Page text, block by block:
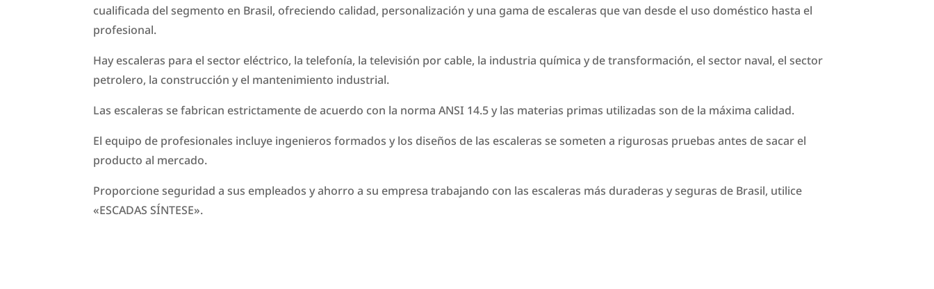
cualificada del segmento en Brasil, ofreciendo calidad, personalización y una gama de escaleras que van desde el uso doméstico hasta el
profesional.
Hay escaleras para el sector eléctrico, la telefonía, la televisión por cable, la industria química y de transformación, el sector naval, el sector
petrolero, la construcción y el mantenimiento industrial.
Las escaleras se fabrican estrictamente de acuerdo con la norma ANSI 14.5 y las materias primas utilizadas son de la máxima calidad.
El equipo de profesionales incluye ingenieros formados y los diseños de las escaleras se someten a rigurosas pruebas antes de sacar el
producto al mercado.
Proporcione seguridad a sus empleados y ahorro a su empresa trabajando con las escaleras más duraderas y seguras de Brasil, utilice
«ESCADAS SÍNTESE».